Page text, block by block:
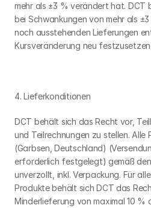
mehr als ±3 % verändert hat. DCT
bei Schwankungen von mehr als
noch ausstehenden Lieferungen
Kursveränderung neu festzusetzen.
4. Lieferkonditionen
DCT behält sich das Recht vor,
und Teilrechnungen zu stellen. Alle
(Garbsen, Deutschland)
erforderlich festgelegt) gemäß den
unverzollt, inkl. Verpackung. Für
Produkte behält sich DCT das
Minderlieferung von maximal 10 %